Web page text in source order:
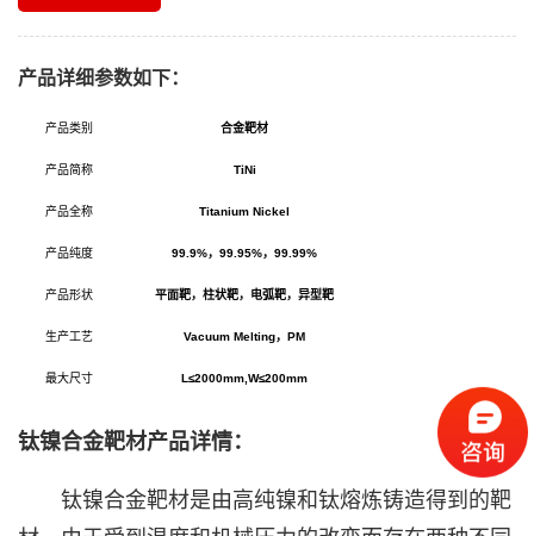
产品详细参数如下：
产品类别 合金靶材
产品简称 TiNi
产品全称 Titanium Nickel
产品纯度 99.9%，99.95%，99.99%
产品形状 平面靶，柱状靶，电弧靶，异型靶
生产工艺 Vacuum Melting，PM
最大尺寸 L≤2000mm,W≤200mm
钛镍合金靶材产品详情：
钛镍合金靶材是由高纯镍和钛熔炼铸造得到的靶